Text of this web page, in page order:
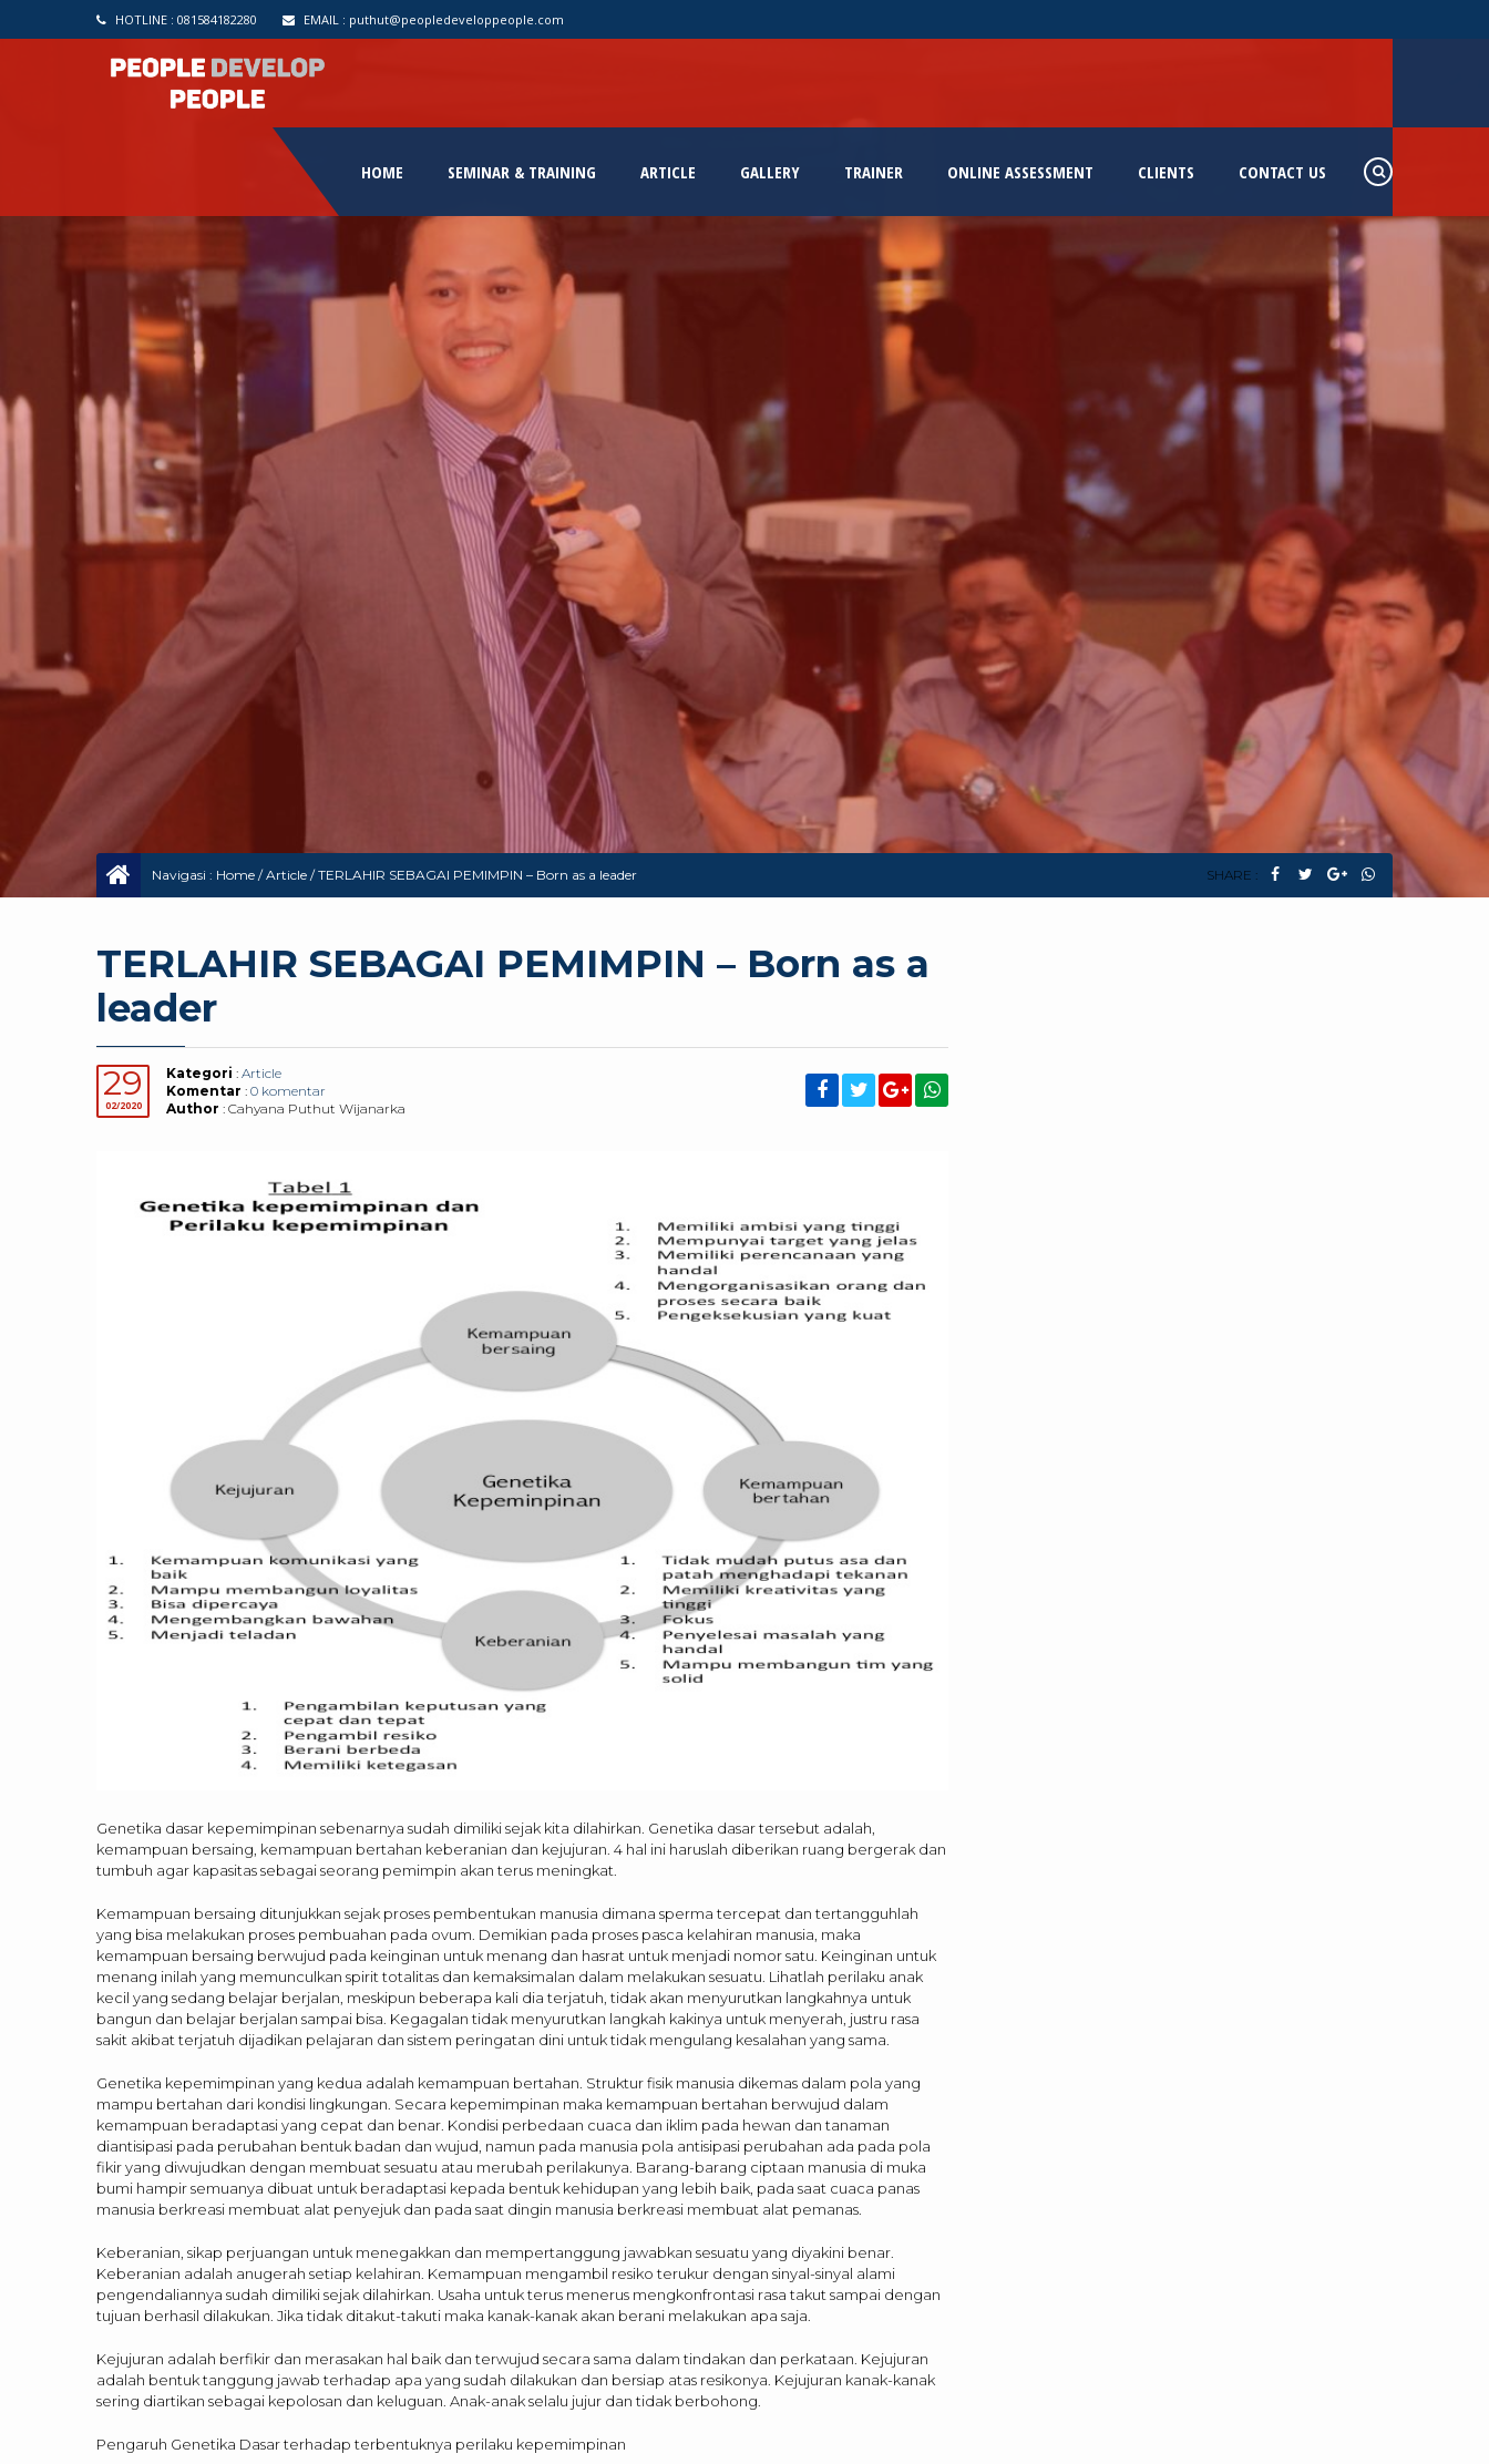
HOTLINE : 081584182280 EMAIL : puthut@peopledeveloppeople.com
HOME SEMINAR & TRAINING ARTICLE GALLERY TRAINER ONLINE ASSESSMENT CLIENTS CONTACT US
Navigasi : Home /Article /TERLAHIR SEBAGAI PEMIMPIN – Born as a leader SHARE :
TERLAHIR SEBAGAI PEMIMPIN – Born as a
leader
29
02/2020
Kategori : Article
Komentar : 0 komentar
Author : Cahyana Puthut Wijanarka
Genetika dasar kepemimpinan sebenarnya sudah dimiliki sejak kita dilahirkan. Genetika dasar tersebut adalah,
kemampuan bersaing, kemampuan bertahan keberanian dan kejujuran. 4 hal ini haruslah diberikan ruang bergerak dan
tumbuh agar kapasitas sebagai seorang pemimpin akan terus meningkat.
Kemampuan bersaing ditunjukkan sejak proses pembentukan manusia dimana sperma tercepat dan tertangguhlah
yang bisa melakukan proses pembuahan pada ovum. Demikian pada proses pasca kelahiran manusia, maka
kemampuan bersaing berwujud pada keinginan untuk menang dan hasrat untuk menjadi nomor satu. Keinginan untuk
menang inilah yang memunculkan spirit totalitas dan kemaksimalan dalam melakukan sesuatu. Lihatlah perilaku anak
kecil yang sedang belajar berjalan, meskipun beberapa kali dia terjatuh, tidak akan menyurutkan langkahnya untuk
bangun dan belajar berjalan sampai bisa. Kegagalan tidak menyurutkan langkah kakinya untuk menyerah, justru rasa
sakit akibat terjatuh dijadikan pelajaran dan sistem peringatan dini untuk tidak mengulang kesalahan yang sama.
Genetika kepemimpinan yang kedua adalah kemampuan bertahan. Struktur fisik manusia dikemas dalam pola yang
mampu bertahan dari kondisi lingkungan. Secara kepemimpinan maka kemampuan bertahan berwujud dalam
kemampuan beradaptasi yang cepat dan benar. Kondisi perbedaan cuaca dan iklim pada hewan dan tanaman
diantisipasi pada perubahan bentuk badan dan wujud, namun pada manusia pola antisipasi perubahan ada pada pola
fikir yang diwujudkan dengan membuat sesuatu atau merubah perilakunya. Barang-barang ciptaan manusia di muka
bumi hampir semuanya dibuat untuk beradaptasi kepada bentuk kehidupan yang lebih baik, pada saat cuaca panas
manusia berkreasi membuat alat penyejuk dan pada saat dingin manusia berkreasi membuat alat pemanas.
Keberanian, sikap perjuangan untuk menegakkan dan mempertanggung jawabkan sesuatu yang diyakini benar.
Keberanian adalah anugerah setiap kelahiran. Kemampuan mengambil resiko terukur dengan sinyal-sinyal alami
pengendaliannya sudah dimiliki sejak dilahirkan. Usaha untuk terus menerus mengkonfrontasi rasa takut sampai dengan
tujuan berhasil dilakukan. Jika tidak ditakut-takuti maka kanak-kanak akan berani melakukan apa saja.
Kejujuran adalah berfikir dan merasakan hal baik dan terwujud secara sama dalam tindakan dan perkataan. Kejujuran
adalah bentuk tanggung jawab terhadap apa yang sudah dilakukan dan bersiap atas resikonya. Kejujuran kanak-kanak
sering diartikan sebagai kepolosan dan keluguan. Anak-anak selalu jujur dan tidak berbohong.
Pengaruh Genetika Dasar terhadap terbentuknya perilaku kepemimpinan